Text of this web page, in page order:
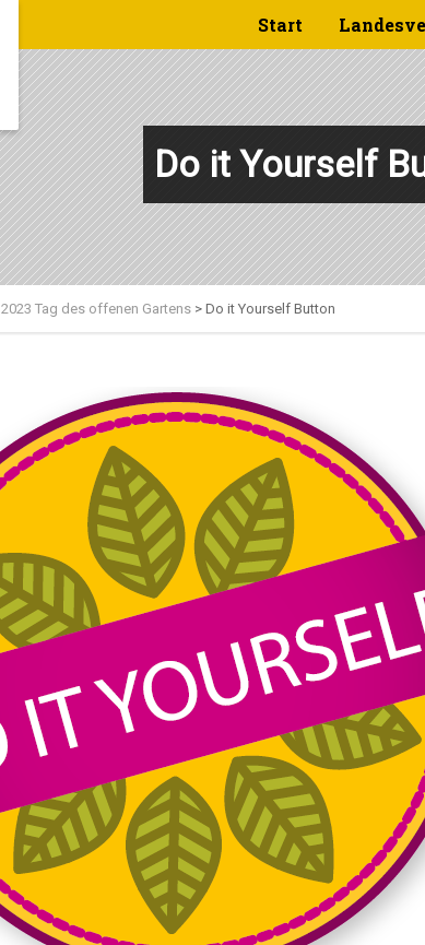
Start
Do it Yourself
2023 Tag des offenen Gartens > Do it Yourself Button